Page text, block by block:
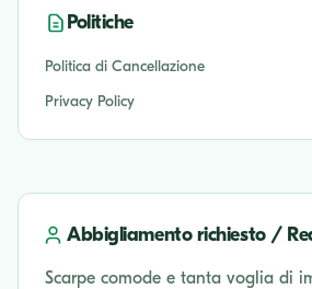
Politiche
Politica di Cancellazione
Privacy Policy
Abbigliamento richiesto /
Scarpe comode e tanta voglia di